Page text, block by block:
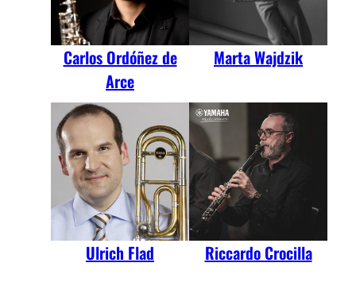
Carlos Ordóñez de
Arce
Marta Wajdzik
Ulrich Flad Riccardo Crocilla